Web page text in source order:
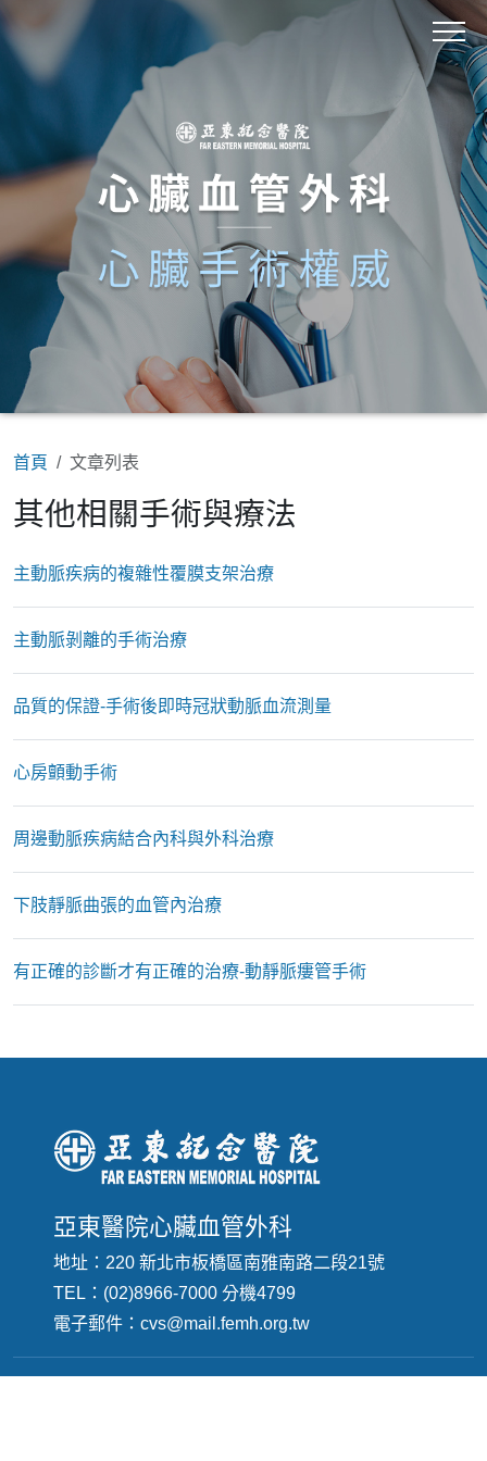
首頁 文章列表
其他相關手術與療法
主動脈疾病的複雜性覆膜支架治療
主動脈剝離的手術治療
品質的保證-手術後即時冠狀動脈血流測量
心房顫動手術
周邊動脈疾病結合內科與外科治療
下肢靜脈曲張的血管內治療
有正確的診斷才有正確的治療-動靜脈瘻管手術
亞東醫院心臟血管外科
地址：220 新北市板橋區南雅南路二段21號
TEL：(02)8966-7000 分機4799
電子郵件：cvs@mail.femh.org.tw